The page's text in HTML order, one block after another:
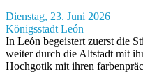
Dienstag, 23. Juni 2026
Königsstadt León
In León begeistert zuerst die
weiter durch die Altstadt mit
Hochgotik mit ihren